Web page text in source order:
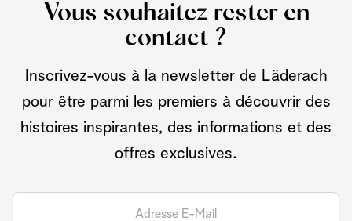
Vous souhaitez rester en
contact ?
Inscrivez-vous à la newsletter de Läderach
pour être parmi les premiers à découvrir des
histoires inspirantes, des informations et des
offres exclusives.